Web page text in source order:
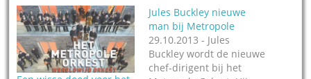
Jules Buckley nieuwe
man bij Metropole
29.10.2013 - Jules
Buckley wordt de nieuwe
chef-dirigent bij het